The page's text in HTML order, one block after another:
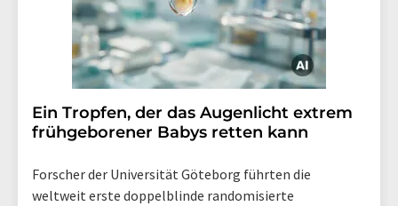
Ein Tropfen, der das Augenlicht extrem
frühgeborener Babys retten kann
Forscher der Universität Göteborg führten die
weltweit erste doppelblinde randomisierte